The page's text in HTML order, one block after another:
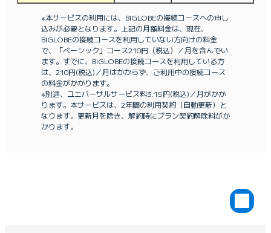
※本サービスの利用には、BIGLOBEの接続コースへの申し
込みが必要となります。上記の月額料金は、現在、
BIGLOBEの接続コースを利用していない方向けの料金
で、「ベーシック」コース210円（税込）／月を含んでい
ます。すでに、BIGLOBEの接続コースを利用している方
は、210円(税込)／月はかからず、ご利用中の接続コース
の料金がかかります。
※別途、ユニバーサルサービス料3.15円(税込)／月がかか
ります。本サービスは、2年間の利用契約（自動更新）と
なります。更新月を除き、解約時にプラン契約解除料がか
かります。